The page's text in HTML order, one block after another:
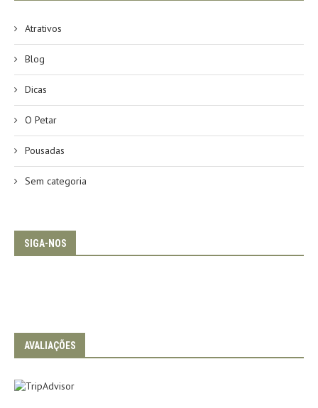
Atrativos
Blog
Dicas
O Petar
Pousadas
Sem categoria
SIGA-NOS
AVALIAÇÕES